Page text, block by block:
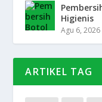
Higienis
Agu 6, 2026
ARTIKEL TAG